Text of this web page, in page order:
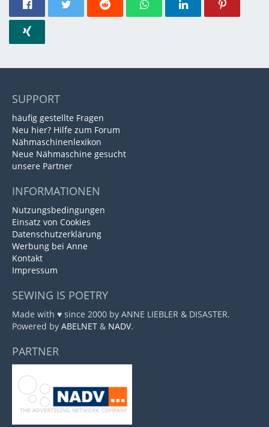
SUPPORT
häufig gestellte Fragen
Neu hier? Hilfe zum Forum
Nähmaschinenlexikon
Neue Nähmaschine gesucht
unsere Partner
INFORMATIONEN
Nutzungsbedingungen
Einsatz von Cookies
Datenschutzerklärung
Werbung bei Anne
Kontakt
Impressum
SEWING IS POETRY
Made with ♥ since 2000 by ANNE LIEBLER & DISASTER.
Powered by ABELNET & NADV.
PARTNER